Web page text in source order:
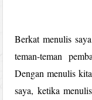
Berkat menulis
teman-teman
Dengan menulis
saya, ketika